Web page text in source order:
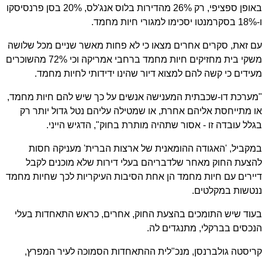
באופן ספציפי, רק 26% מהדירות בלוס אנג'לס, 20% בסן פרנסיסקו
ו-18% בסקרמנטו יסכימו למגורי חיות מחמד.
עם זאת, סקרים אחרים מצאו כי לא פחות מאשר שניים מכל שלושה
משקי בית מחזיקים חיות מחמד ברחבי אמריקה וכי 72% מהשוכרים
מעידים כי קשה להם למצוא דיור שהינו ידידותי לחיות מחמד.
"מערכת דו-שכבתית המענישה אנשים על כך שיש להם חיות מחמד,
או מתייחסת אליהם אחרת, או שמטילה עליהם נטל גדול יותר רק
בגלל עובדה זו - אסור שתהיה מותרת בחוק", הדגיש הייני.
במקביל, 'האגודה ההומאנית של ארצות הברית' מעניקה חסות
להצעת החוק מאחר שלדבריהם בעלי דירות שלא מוכנים לקבל
דיירים עם חיות מחמד הן אחת הסיבות העיקריות לכך שחיות מחמד
ננטשות במקלטים.
בעוד שיש התומכים בהצעת החוק, אחרים, כראש התאחדות בעלי
הנכסים בברקלי, מתנגדים לה.
קריסטה גולברנסן, מנכ"לית ההתאחדות הסמוכה לעיר המפרץ,